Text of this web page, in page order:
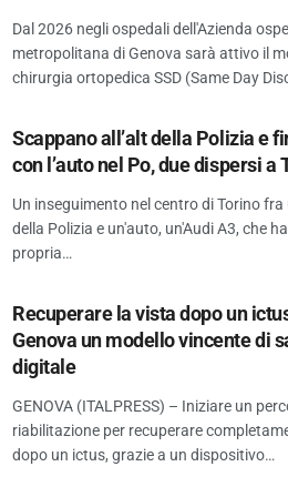
Dal 2026 negli ospedali dell'Azienda
metropolitana di Genova sarà attivo il
chirurgia ortopedica SSD (Same Day
Scappano all’alt della Polizia e
con l’auto nel Po, due dispersi a
Un inseguimento nel centro di Torino
della Polizia e un'auto, un'Audi A3, che
propria…
Recuperare la vista dopo un
Genova un modello vincente di
digitale
GENOVA (ITALPRESS) – Iniziare un
riabilitazione per recuperare
dopo un ictus, grazie a un dispositivo…